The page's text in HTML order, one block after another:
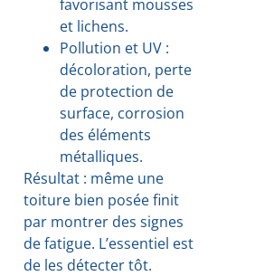
favorisant mousses
et lichens.
Pollution et UV :
décoloration, perte
de protection de
surface, corrosion
des éléments
métalliques.
Résultat : même une
toiture bien posée finit
par montrer des signes
de fatigue. L’essentiel est
de les détecter tôt.